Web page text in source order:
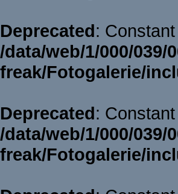
Deprecated:
/data/web/1/000/039/
freak/Fotogalerie/
Deprecated:
/data/web/1/000/039/
freak/Fotogalerie/